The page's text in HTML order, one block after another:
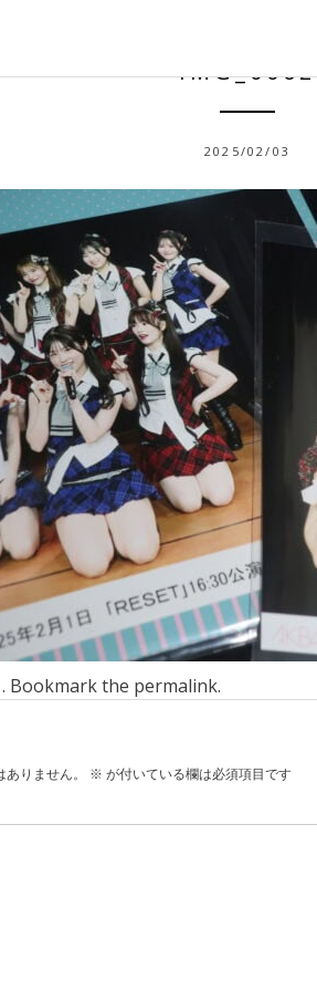
IMG_0062
2025/02/03
Bookmark the permalink.
りません。
※ が付いている欄は必須項目です